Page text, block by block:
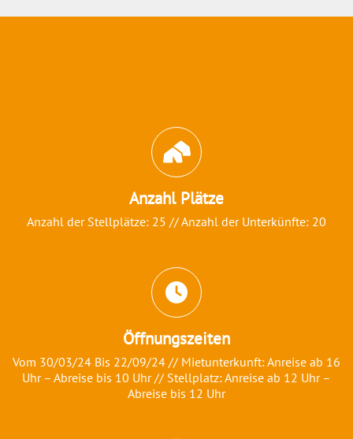
Abschnitt für Icons und Features
Anzahl Plätze
Anzahl der Stellplätze: 25 // Anzahl der Unterkünfte: 20
Öffnungszeiten
Vom 30/03/24 Bis 22/09/24 // Mietunterkunft: Anreise ab 16
Uhr – Abreise bis 10 Uhr // Stellplatz: Anreise ab 12 Uhr –
Abreise bis 12 Uhr